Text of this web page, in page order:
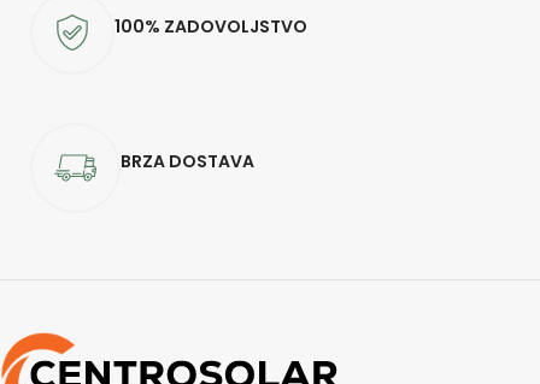
100% ZADOVOLJSTVO
BRZA DOSTAVA